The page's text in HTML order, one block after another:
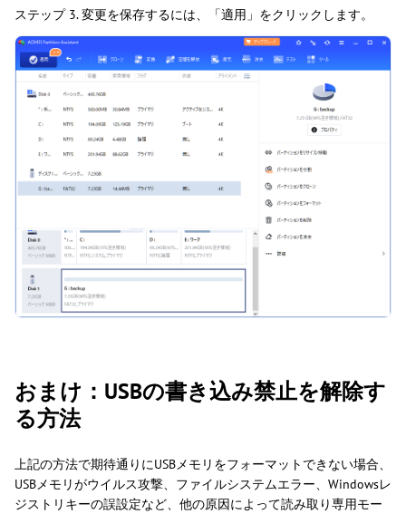
ステップ 3. 変更を保存するには、「適用」をクリックします。
おまけ：USBの書き込み禁止を解除す
る方法
上記の方法で期待通りにUSBメモリをフォーマットできない場合、
USBメモリがウイルス攻撃、ファイルシステムエラー、Windowsレ
ジストリキーの誤設定など、他の原因によって読み取り専用モー